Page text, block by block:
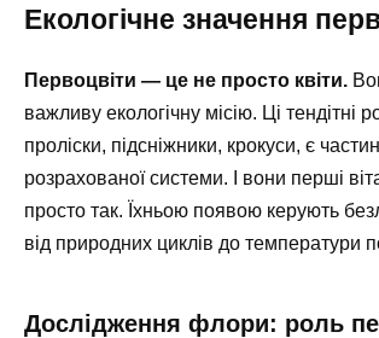
Екологічне значення
Первоцвіти — це не просто квіти.
важливу екологічну місію. Ці тендітні
проліски, підсніжники, крокуси, є
розрахованої системи. І вони перші
просто так. Їхньою появою керують
від природних циклів до температури
Дослідження флори: роль